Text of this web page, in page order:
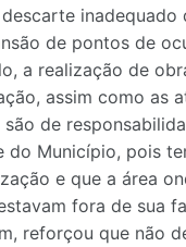
inadequado
de pontos de
a realização de
assim como as
de
do Município, pois
e que a área
fora de sua
reforçou que não